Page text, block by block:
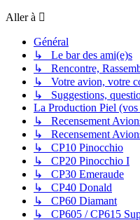
Aller à
Général
↳ Le bar des ami(e)s
↳ Rencontre,
↳ Votre avion, votre
↳ Suggestions,
La Production Piel (vos
↳ Recensement
↳ Recensement
↳ CP10 Pinocchio
↳ CP20 Pinocchio I
↳ CP30 Emeraude
↳ CP40 Donald
↳ CP60 Diamant
↳ CP605 / CP615